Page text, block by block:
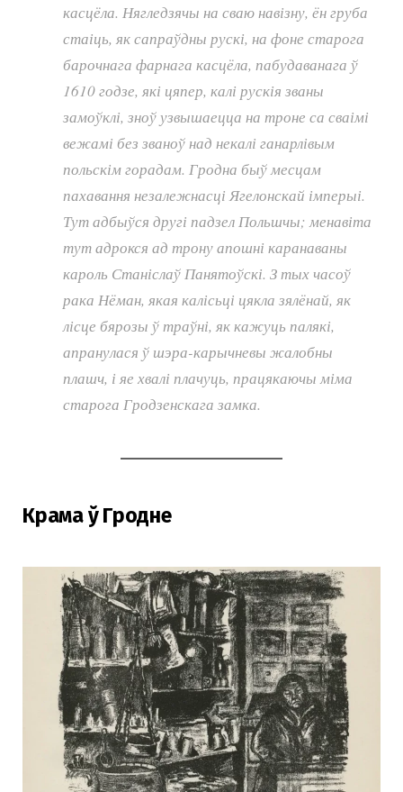
касцёла. Нягледзячы на сваю навізну, ён груба
стаіць, як сапраўдны рускі, на фоне старога
барочнага фарнага касцёла, пабудаванага ў
1610 годзе, які цяпер, калі рускія званы
замоўклі, зноў узвышаецца на троне са сваімі
вежамі без званоў над некалі ганарлівым
польскім горадам. Гродна быў месцам
пахавання незалежнасці Ягелонскай імперыі.
Тут адбыўся другі падзел Польшчы; менавіта
тут адрокся ад трону апошні каранаваны
кароль Станіслаў Панятоўскі. З тых часоў
рака Нёман, якая калісьці цякла зялёнай, як
лісце бярозы ў траўні, як кажуць палякі,
апранулася ў шэра-карычневы жалобны
плашч, і яе хвалі плачуць, працякаючы міма
старога Гродзенскага замка.
Крама ў Гродне